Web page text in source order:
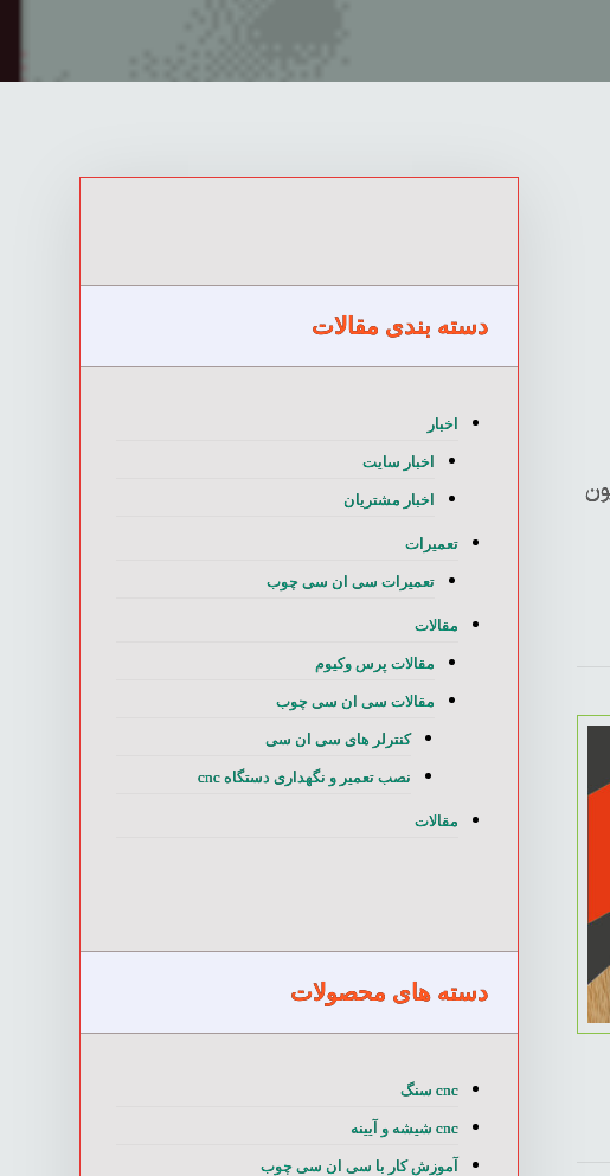
دسته بندی مقالات
اخبار
اخبار سایت
اخبار مشتریان
تعمیرات
تعمیرات سی ان سی چوب
مقالات
مقالات پرس وکیوم
مقالات سی ان سی چوب
کنترلر های سی ان سی
نصب تعمیر و نگهداری دستگاه cnc
مقالات
دسته های محصولات
cnc سنگ
cnc شیشه و آیینه
آموزش کار با سی ان سی چوب